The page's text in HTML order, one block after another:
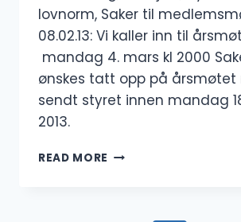
lovnorm, Saker til
08.02.13: Vi kaller inn til
mandag 4. mars kl 2000
ønskes tatt opp på
sendt styret innen mandag
2013.
READ MORE ÅRSMØTE